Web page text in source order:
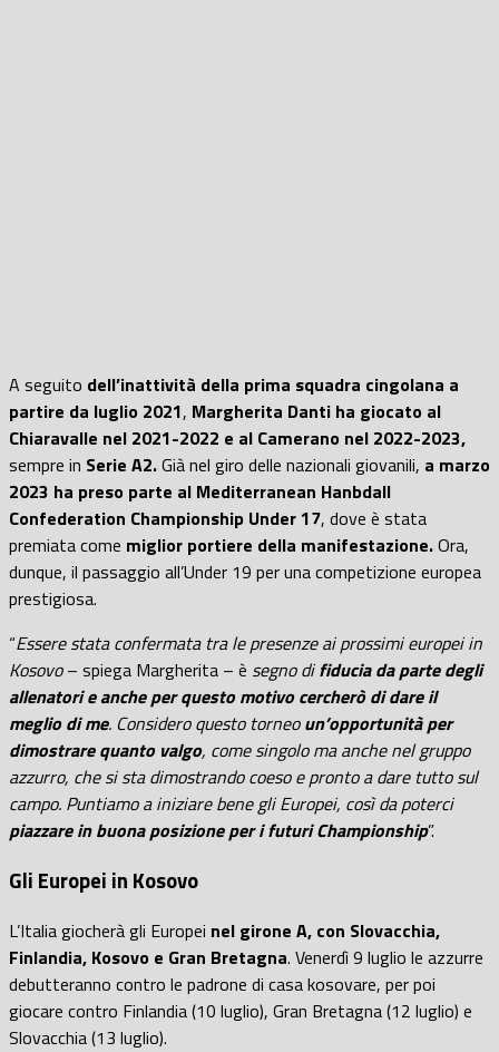
A seguito dell’inattività della prima squadra cingolana a
partire da luglio 2021, Margherita Danti ha giocato al
Chiaravalle nel 2021-2022 e al Camerano nel 2022-2023,
sempre in Serie A2.Già nel giro delle nazionali giovanili, a marzo
2023 ha preso parte al Mediterranean Hanbdall
Confederation Championship Under 17, dove è stata
premiata come miglior portiere della manifestazione.Ora,
dunque, il passaggio all’Under 19 per una competizione europea
prestigiosa.
“Essere stata confermata tra le presenze ai prossimi europei in
Kosovo– spiega Margherita – è segno difiducia da parte degli
allenatori e anche per questo motivo cercherò di dare il
meglio di me. Considero questo torneoun’opportunità per
dimostrare quanto valgo, come singolo ma anche nel gruppo
azzurro, che si sta dimostrando coeso e pronto a dare tutto sul
campo. Puntiamo a iniziare bene gli Europei, così da poterci
piazzare in buona posizione per i futuri Championship”.
Gli Europei in Kosovo
L’Italia giocherà gli Europei nel girone A, con Slovacchia,
Finlandia, Kosovo e Gran Bretagna. Venerdì 9 luglio le azzurre
debutteranno contro le padrone di casa kosovare, per poi
giocare contro Finlandia (10 luglio), Gran Bretagna (12 luglio) e
Slovacchia (13 luglio).